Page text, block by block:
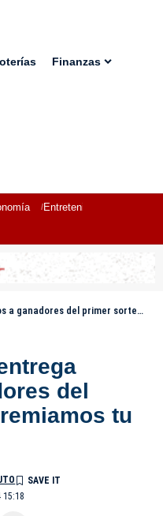
Finanzas
Entretenimiento
primer sorteo “premiamos tu fidelidad”
del
tu
15:18